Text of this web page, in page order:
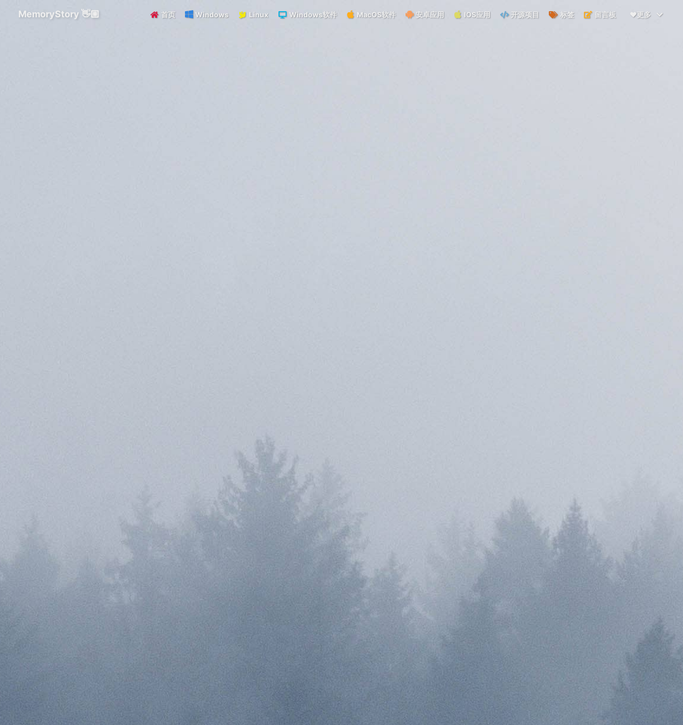
MemoryStory 👋🏼 首页 Windows Linux Windows软件 MacOS软件 安卓应用 IOS应用 开源项目 标签 留言板 ❤️更多